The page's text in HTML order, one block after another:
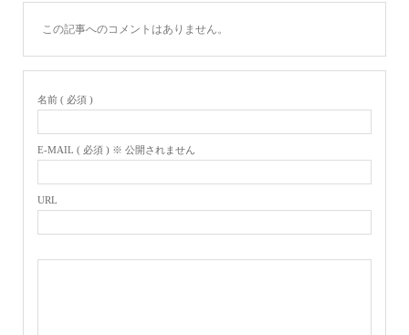
この記事へのコメントはありません。
名前 ( 必須 )
E-MAIL ( 必須 ) ※ 公開されません
URL